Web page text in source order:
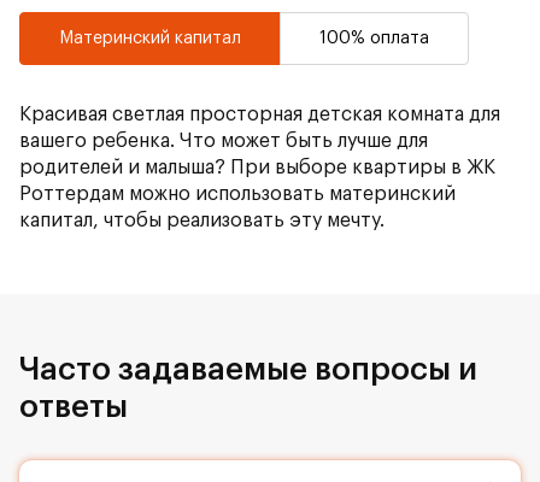
Материнский капитал 100% оплата
Красивая светлая просторная детская комната для
вашего ребенка. Что может быть лучше для
родителей и малыша? При выборе квартиры в ЖК
Роттердам можно использовать материнский
капитал, чтобы реализовать эту мечту.
Часто задаваемые вопросы и
ответы